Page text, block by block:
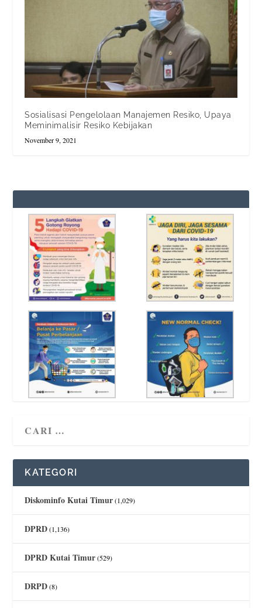
Sosialisasi Pengelolaan Manajemen Resiko, Upaya
Meminimalisir Resiko Kebijakan
November 9, 2021
KATEGORI
Diskominfo Kutai Timur(1,029)
DPRD(1,136)
DPRD Kutai Timur(529)
DRPD(8)